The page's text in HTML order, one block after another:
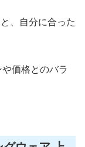
、自分に合った
価格とのバラ